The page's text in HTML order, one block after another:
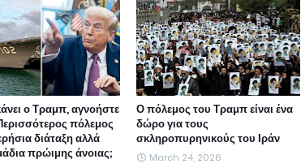
ο Τραμπ, αγνοήστε
Περισσότερος πόλεμος
διάταξη αλλά
πρώιμης άνοιας;
Ο πόλεμος του Τραμπ είναι ένα
δώρο για τους
σκληροπυρηνικούς του Ιράν
March 24, 2026